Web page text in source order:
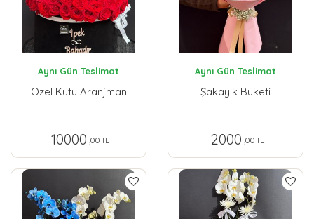
Aynı Gün Teslimat
Özel Kutu Aranjman
10000 ,00 TL
Aynı Gün Teslimat
Şakayık Buketi
2000 ,00 TL